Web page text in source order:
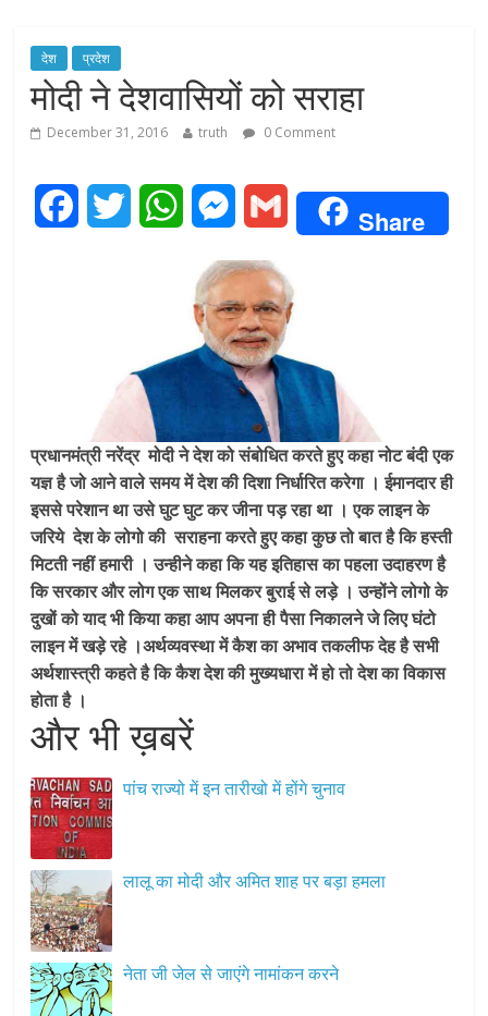
देश प्रदेश
मोदी ने देशवासियों को सराहा
December 31, 2016 truth 0 Comment
o
k
t
r
W
p
p
M
s
e
g
e
r
a
Share
प्रधानमंत्री नरेंद्र मोदी ने देश को संबोधित करते हुए कहा नोट बंदी एक
यज्ञ है जो आने वाले समय में देश की दिशा निर्धारित करेगा । ईमानदार ही
इससे परेशान था उसे घुट घुट कर जीना पड़ रहा था । एक लाइन के
जरिये देश के लोगो की सराहना करते हुए कहा कुछ तो बात है कि हस्ती
मिटती नहीं हमारी । उन्हीने कहा कि यह इतिहास का पहला उदाहरण है
कि सरकार और लोग एक साथ मिलकर बुराई से लड़े । उन्होंने लोगो के
दुखों को याद भी किया कहा आप अपना ही पैसा निकालने जे लिए घंटो
लाइन में खड़े रहे ।अर्थव्यवस्था में कैश का अभाव तकलीफ देह है सभी
अर्थशास्त्री कहते है कि कैश देश की मुख्यधारा में हो तो देश का विकास
होता है ।
और भी ख़बरें
पांच राज्यो में इन तारीखो में होंगे चुनाव
लालू का मोदी और अमित शाह पर बड़ा हमला
नेता जी जेल से जाएंगे नामांकन करने